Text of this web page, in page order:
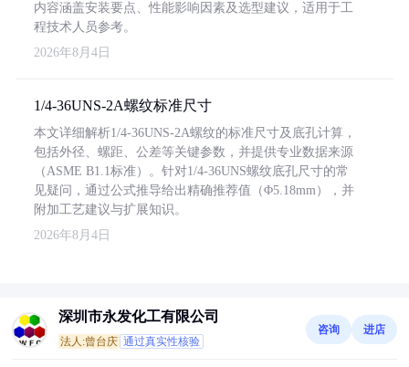
内容涵盖安装要点、性能影响因素及选型建议，适用于工
程技术人员参考。
2026年8月4日
1/4-36UNS-2A螺纹标准尺寸
本文详细解析1/4-36UNS-2A螺纹的标准尺寸及底孔计算，
包括外径、螺距、公差等关键参数，并提供专业数据来源
（ASME B1.1标准）。针对1/4-36UNS螺纹底孔尺寸的常
见疑问，通过公式推导给出精确推荐值（Φ5.18mm），并
附加工艺建议与扩展知识。
2026年8月4日
深圳市永发化工有限公司
法人:曾台庆 通过真实性核验
咨询 进店